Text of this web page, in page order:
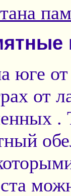
юге
от
.